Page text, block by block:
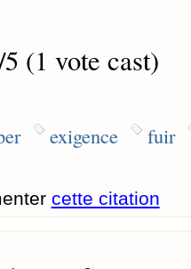
(1 vote cast)
exigence fuir
cette citation